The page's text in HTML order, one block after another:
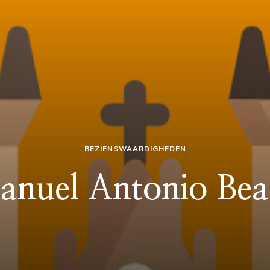
BEZIENSWAARDIGHEDEN
Antonio